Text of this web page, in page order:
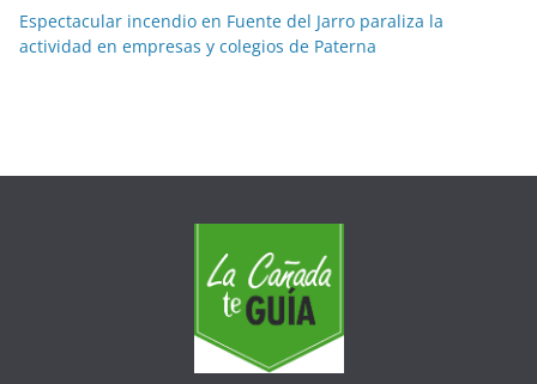
Espectacular incendio en Fuente del Jarro paraliza la
actividad en empresas y colegios de Paterna